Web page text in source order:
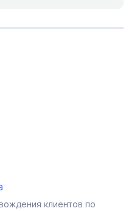
клиентов по